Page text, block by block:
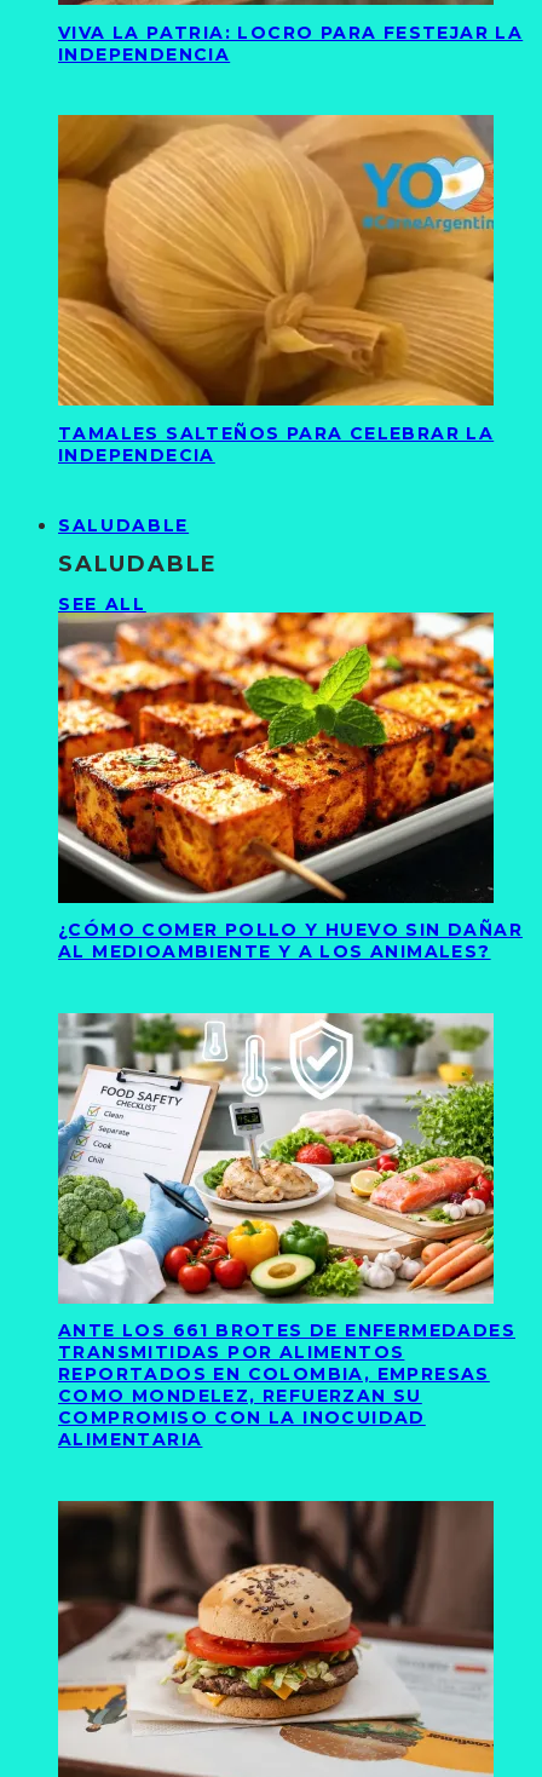
VIVA LA PATRIA: LOCRO PARA FESTEJAR LA
INDEPENDENCIA
TAMALES SALTEÑOS PARA CELEBRAR LA
INDEPENDECIA
SALUDABLE
SALUDABLE
SEE ALL
¿CÓMO COMER POLLO Y HUEVO SIN DAÑAR
AL MEDIOAMBIENTE Y A LOS ANIMALES?
ANTE LOS 661 BROTES DE ENFERMEDADES
TRANSMITIDAS POR ALIMENTOS
REPORTADOS EN COLOMBIA, EMPRESAS
COMO MONDELEZ, REFUERZAN SU
COMPROMISO CON LA INOCUIDAD
ALIMENTARIA